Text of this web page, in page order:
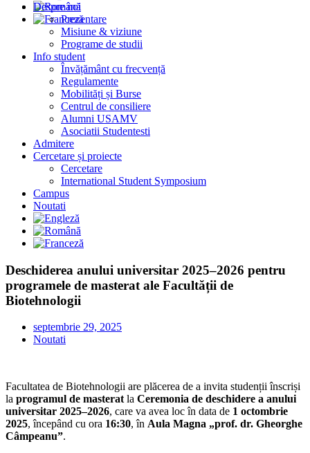
Despre noi
Prezentare
Misiune & viziune
Programe de studii
Info student
Învățământ cu frecvență
Regulamente
Mobilități și Burse
Centrul de consiliere
Alumni USAMV
Asociatii Studentesti
Admitere
Cercetare și proiecte
Cercetare
International Student Symposium
Campus
Noutati
Deschiderea anului universitar 2025–2026 pentru
programele de masterat ale Facultății de
Biotehnologii
septembrie 29, 2025
Noutati
Facultatea de Biotehnologii are plăcerea de a invita studenții înscriși
la programul de masteratla Ceremonia de deschidere a anului
universitar 2025–2026, care va avea loc în data de 1 octombrie
2025, începând cu ora 16:30, în Aula Magna „prof. dr. Gheorghe
Câmpeanu”.